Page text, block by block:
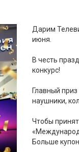
Дарим
июня.
В честь
конкурс!
Главный
наушники,
Чтобы
Больше